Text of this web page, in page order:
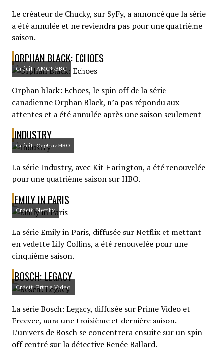
Le créateur de Chucky, sur SyFy, a annoncé que la série
a été annulée et ne reviendra pas pour une quatrième
saison.
ORPHAN BLACK: ECHOES
Crédit: AMC+/BBC
Orphan black: Echoes, le spin off de la série
canadienne Orphan Black, n’a pas répondu aux
attentes et a été annulée après une saison seulement
INDUSTRY
Crédit: CaptureHBO
La série Industry, avec Kit Harington, a été renouvelée
pour une quatrième saison sur HBO.
EMILY IN PARIS
Crédit: Netflix
La série Emily in Paris, diffusée sur Netflix et mettant
en vedette Lily Collins, a été renouvelée pour une
cinquième saison.
BOSCH: LEGACY
Crédit: Prime Video
La série Bosch: Legacy, diffusée sur Prime Video et
Freevee, aura une troisième et dernière saison.
L’univers de Bosch se concentrera ensuite sur un spin-
off centré sur la détective Renée Ballard.